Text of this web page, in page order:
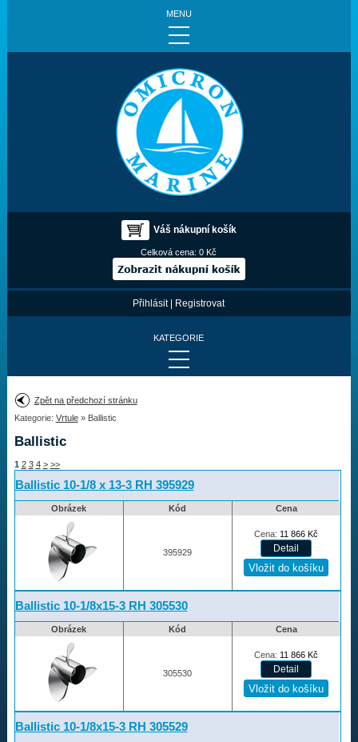
MENU
Váš nákupní košík
Celková cena:0 Kč
Přihlásit| Registrovat
KATEGORIE
Provedení:
Výrobce:
Drážky na hřídeli:
Najít vrtuli
Motory
Vrtule
Vortex
Apollo
Michigan Match
Ballistic
Rapture
Zpět na předchozí stránku
Kategorie: Vrtule» Ballistic
Ballistic
1 2 3 4 > >>
Ballistic 10-1/8 x 13-3 RH 395929
Obrázek Kód Cena
395929
Cena: 11 866 Kč
Ballistic 10-1/8x15-3 RH 305530
Obrázek Kód Cena
305530
Cena: 11 866 Kč
Ballistic 10-1/8x15-3 RH 305529